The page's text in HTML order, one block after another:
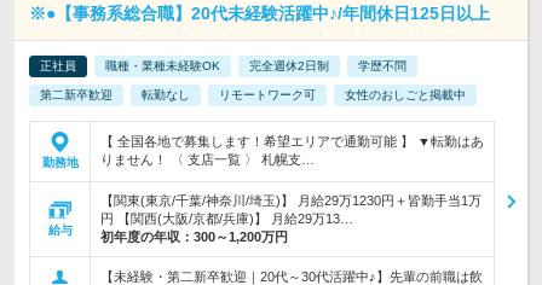
※●【事務系総合職】20代未経験活躍中♪/年間休日125日以上
正社員 職種・業種未経験OK 完全週休2日制 学歴不問
第二新卒歓迎 転勤なし リモートワーク可 女性のおしごと掲載中
勤務地
【 全国各地で募集します！希望エリアで通勤可能 】 ▼転勤はあ
りません！ 〈 支店一覧 〉 札幌支…
給与
【関東(東京/千葉/神奈川/埼玉)】 月給29万1230円＋皆勤手当1万
円 【関西(大阪/京都/兵庫)】 月給29万13…
初年度の年収： 300～1,200万円
【未経験・第二新卒歓迎｜20代～30代活躍中♪】先輩の前職は飲